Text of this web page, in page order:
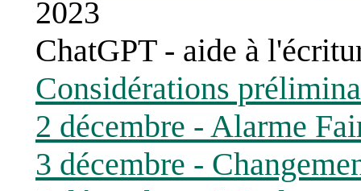
2023
ChatGPT - aide à
Considérations
2 décembre - Alarme
3 décembre -